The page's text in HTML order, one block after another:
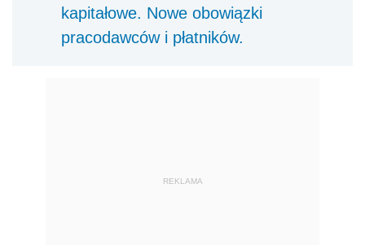
kapitałowe. Nowe obowiązki
pracodawców i płatników.
REKLAMA